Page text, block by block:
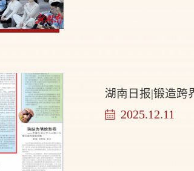
湖南日报|锻造
2025.12.11